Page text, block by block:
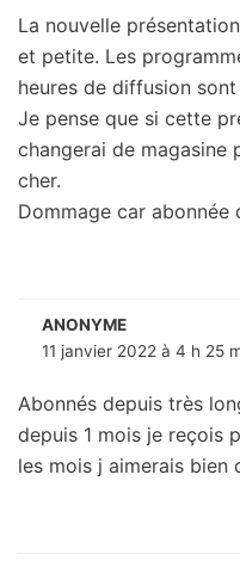
La nouvelle
et petite. Les
heures de diffusion sont
Je pense que si cette
changerai de magasine
cher.
Dommage car abonnée
ANONYME
11 janvier 2022 à 4 h 25
Abonnés depuis très
depuis 1 mois je reçois
les mois j aimerais bien